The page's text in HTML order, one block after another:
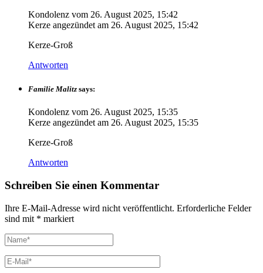
Kondolenz vom 26. August 2025, 15:42
Kerze angezündet am 26. August 2025, 15:42
Kerze-Groß
Antworten
Familie Malitz says:
Kondolenz vom 26. August 2025, 15:35
Kerze angezündet am 26. August 2025, 15:35
Kerze-Groß
Antworten
Schreiben Sie einen Kommentar
Ihre E-Mail-Adresse wird nicht veröffentlicht. Erforderliche Felder
sind mit * markiert